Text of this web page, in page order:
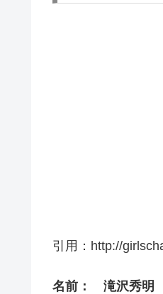
引用：http://
名前： 滝沢秀明